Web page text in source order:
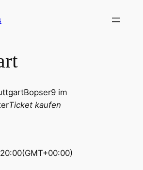
Bopser9 im
Ticket kaufen
(GMT+00:00)